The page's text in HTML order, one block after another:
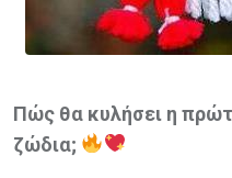
Πώς θα κυλήσει η
ζώδια;